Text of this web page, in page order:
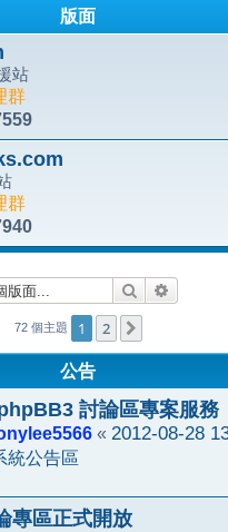
版面
站
群
群
搜尋
72 個主題 1 2
公告
討論區專案服務
« 2012-08-28
統公告區
專區正式開放